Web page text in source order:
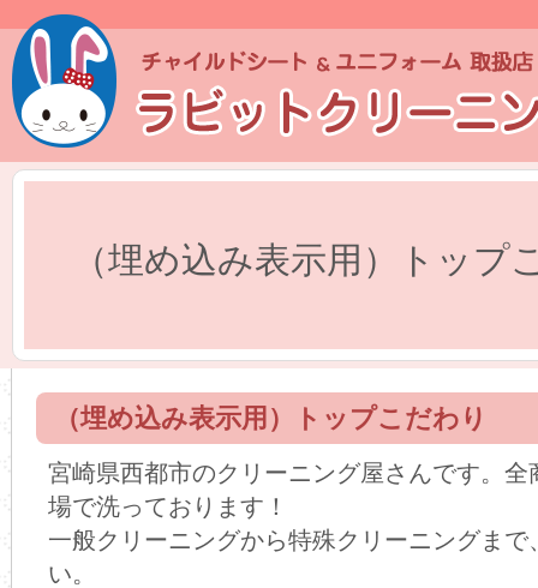
（埋め込み表示用）トップ
（埋め込み表示用）トップこだわり
宮崎県西都市のクリーニング屋さんです。
場で洗っております！
一般クリーニングから特殊クリーニングま
い。